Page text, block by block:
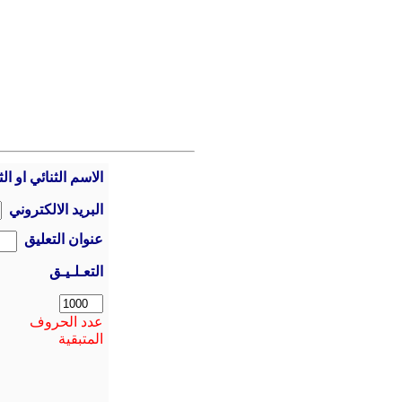
الاسم الثنائي او
البريد الالكتروني
عنوان التعليق
التعـلـيـق
عدد الحروف
المتبقية